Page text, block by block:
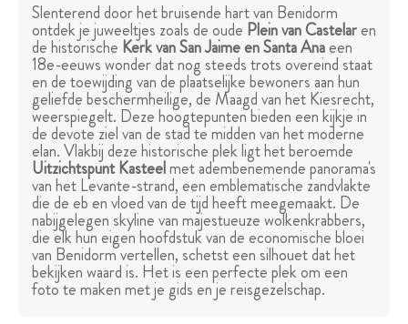
Slenterend door het bruisende hart van Benidorm
ontdek je juweeltjes zoals de oude Plein van Castelaren
de historische Kerk van San Jaime en Santa Anaeen
18e-eeuws wonder dat nog steeds trots overeind staat
en de toewijding van de plaatselijke bewoners aan hun
geliefde beschermheilige, de Maagd van het Kiesrecht,
weerspiegelt. Deze hoogtepunten bieden een kijkje in
de devote ziel van de stad te midden van het moderne
elan. Vlakbij deze historische plek ligt het beroemde
Uitzichtspunt Kasteelmet adembenemende panorama's
van het Levante-strand, een emblematische zandvlakte
die de eb en vloed van de tijd heeft meegemaakt. De
nabijgelegen skyline van majestueuze wolkenkrabbers,
die elk hun eigen hoofdstuk van de economische bloei
van Benidorm vertellen, schetst een silhouet dat het
bekijken waard is. Het is een perfecte plek om een
foto te maken met je gids en je reisgezelschap.